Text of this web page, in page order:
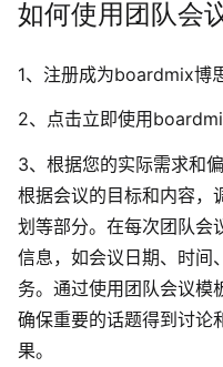
如何使用团队会
1、注册成为boardmix博
2、点击立即使用
3、 根据您的实际需求和
根据会议的目标和内容，
划等部分。 在每次团队会
信息，如会议日期、时间
务。 通过使用团队会议模
确保重要的话题得到讨论
果。